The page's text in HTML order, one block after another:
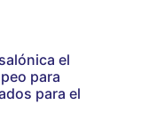
el
para
para el